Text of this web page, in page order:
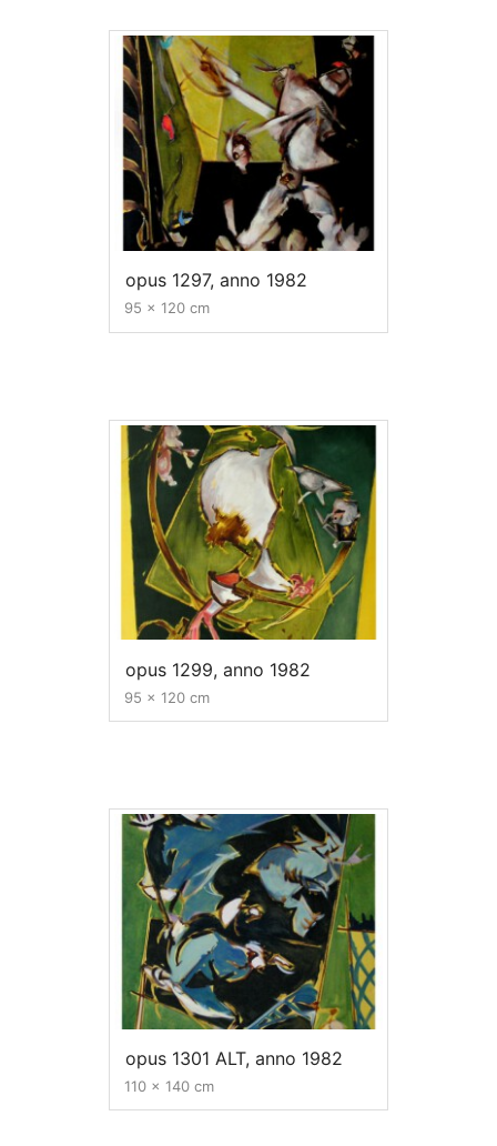
opus 1297, anno 1982
95 x 120 cm
opus 1299, anno 1982
95 x 120 cm
opus 1301 ALT, anno 1982
110 x 140 cm